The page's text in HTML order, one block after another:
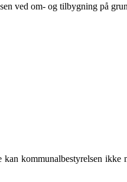
ved om- og tilbygning på
kommunalbestyrelsen ikke